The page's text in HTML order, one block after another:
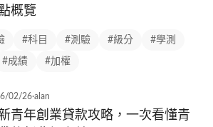
概覽
#科目 #測驗 #級分 #學測
#成績 #加權
02/26·alan
青年創業貸款攻略，一次看懂青